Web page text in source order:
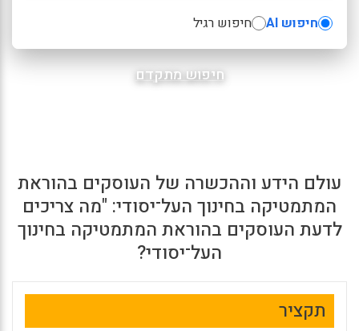
חיפוש AI חיפוש רגיל
חיפוש מתקדם
עולם הידע וההכשרה של העוסקים בהוראת
המתמטיקה בחינוך העל־יסודי: "מה צריכים
לדעת העוסקים בהוראת המתמטיקה בחינוך
העל־יסודי?
תקציר